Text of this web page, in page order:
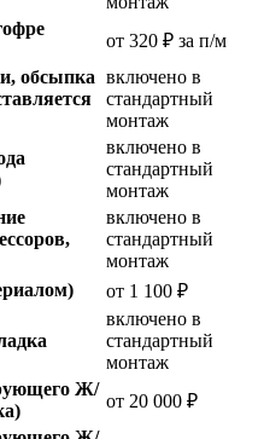
от 320 ₽ за п/м
обсыпка включено в
стандартный
монтаж
включено в
стандартный
монтаж
включено в
стандартный
монтаж
от 1 100 ₽
включено в
стандартный
монтаж
Ж/
от 20 000 ₽